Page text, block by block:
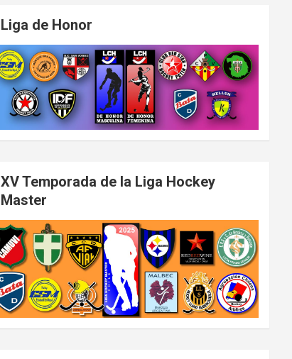
Liga de Honor
XV Temporada de la Liga Hockey
Master